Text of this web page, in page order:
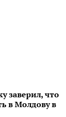
заверил, что
в Молдову в